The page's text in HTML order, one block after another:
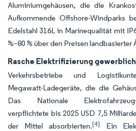
Aluminiumgehäusen, die die
Aufkommende Offshore-Windparks
Edelstahl 316L in Marinequalität mit
%–80 % über den Preisen landbasierter
Rasche Elektrifizierung
Verkehrsbetriebe und
Megawatt-Ladegeräte, die die
Das Nationale Elektrofahrzeug-
verpflichtete bis 2025 USD 7,5
der Mittel absorbierten.[4]
Ein